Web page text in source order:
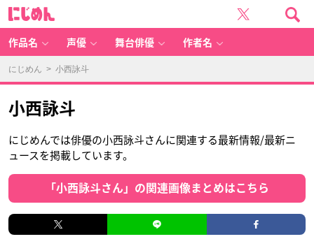
作品名 声優 舞台俳優 作者名
にじめん > 小西詠斗
小西詠斗
にじめんでは俳優の小西詠斗さんに関連する最新情報/最新ニ
ュースを掲載しています。
「小西詠斗さん」の関連画像まとめはこちら